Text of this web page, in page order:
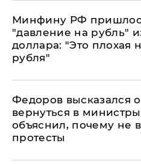
Минфину РФ
"давление на рубль"
доллара: "Это плохая
рубля"
Федоров высказался
вернуться в
объяснил, почему не
протесты